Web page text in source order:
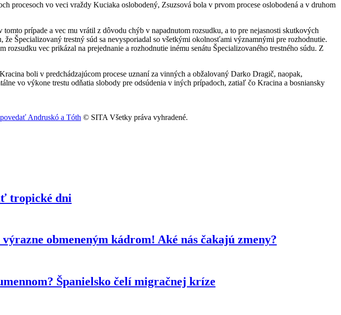
procesoch vo veci vraždy Kuciaka oslobodený, Zsuzsová bola v prvom procese oslobodená a v druhom
prípade a vec mu vrátil z dôvodu chýb v napadnutom rozsudku, a to pre nejasnosti skutkových
Špecializovaný trestný súd sa nevysporiadal so všetkými okolnosťami významnými pre rozhodnutie.
vec prikázal na prejednanie a rozhodnutie inému senátu Špecializovaného trestného súdu. Z
boli v predchádzajúcom procese uznaní za vinných a obžalovaný Darko Dragič, naopak,
vo výkone trestu odňatia slobody pre odsúdenia v iných prípadoch, zatiaľ čo Kracina a bosniansky
Andruskó a Tóth © SITA Všetky práva vyhradené.
tropické dni
obmeneným kádrom! Aké nás čakajú zmeny?
Španielsko čelí migračnej kríze